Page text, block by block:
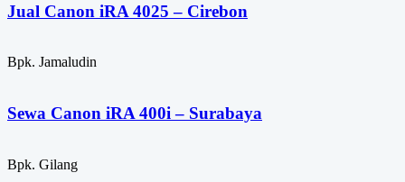
Jual Canon iRA 4025 – Cirebon
Bpk. Jamaludin
Sewa Canon iRA 400i – Surabaya
Bpk. Gilang